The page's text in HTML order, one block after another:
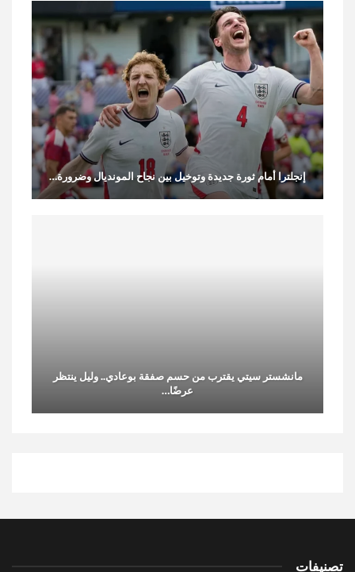
إنجلترا أمام ثورة جديدة وتوخيل بين نجاح المونديال وضرورة…
مانشستر سيتي يقترب من حسم صفقة بوعادي.. وليل ينتظر
عرضًا…
تصنيفات